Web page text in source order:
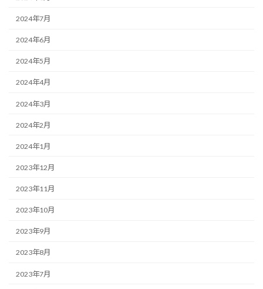
2024年7月
2024年6月
2024年5月
2024年4月
2024年3月
2024年2月
2024年1月
2023年12月
2023年11月
2023年10月
2023年9月
2023年8月
2023年7月